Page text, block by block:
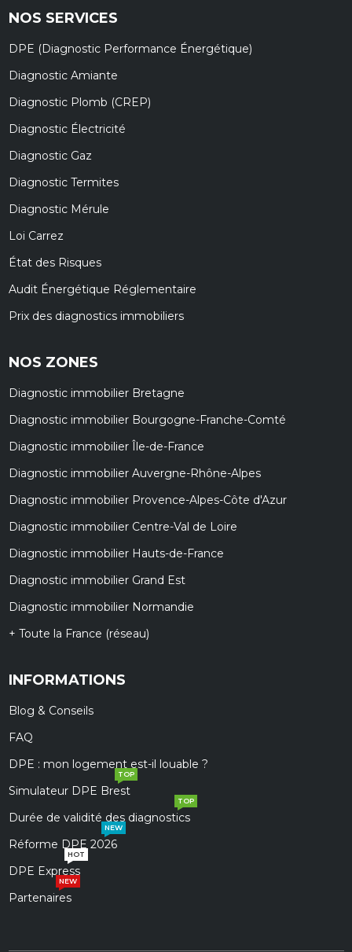
NOS SERVICES
DPE (Diagnostic Performance Énergétique)
Diagnostic Amiante
Diagnostic Plomb (CREP)
Diagnostic Électricité
Diagnostic Gaz
Diagnostic Termites
Diagnostic Mérule
Loi Carrez
État des Risques
Audit Énergétique Réglementaire
Prix des diagnostics immobiliers
NOS ZONES
Diagnostic immobilier Bretagne
Diagnostic immobilier Bourgogne-Franche-Comté
Diagnostic immobilier Île-de-France
Diagnostic immobilier Auvergne-Rhône-Alpes
Diagnostic immobilier Provence-Alpes-Côte d'Azur
Diagnostic immobilier Centre-Val de Loire
Diagnostic immobilier Hauts-de-France
Diagnostic immobilier Grand Est
Diagnostic immobilier Normandie
+ Toute la France (réseau)
INFORMATIONS
Blog & Conseils
FAQ
DPE : mon logement est-il louable ?
Simulateur DPE Brest
TOP
Durée de validité des diagnostics
TOP
Réforme DPE 2026
NEW
DPE Express
HOT
Partenaires
NEW